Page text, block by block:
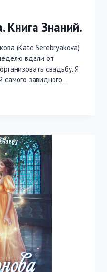
Книга Знаний.
(Kate Serebryakova)
вдали от
свадьбу. Я
самого завидного…